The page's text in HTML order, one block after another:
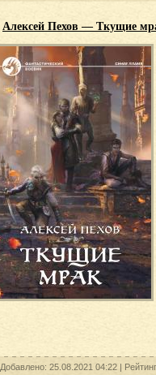
Алексей Пехов — Ткущие
Добавлено: 25.08.2021 04:22 |